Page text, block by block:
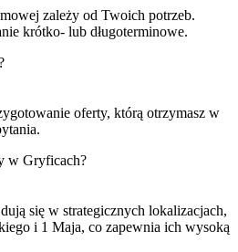
zależy od Twoich potrzeb.
krótko- lub długoterminowe.
oferty, którą otrzymasz w
w Gryficach?
się w strategicznych lokalizacjach,
i 1 Maja, co zapewnia ich wysoką